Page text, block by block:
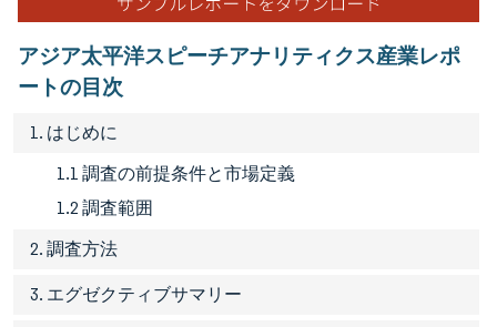
アジア太平洋スピーチアナリティクス産業レポ
ートの目次
1. はじめに
1.1 調査の前提条件と市場定義
1.2 調査範囲
2. 調査方法
3. エグゼクティブサマリー